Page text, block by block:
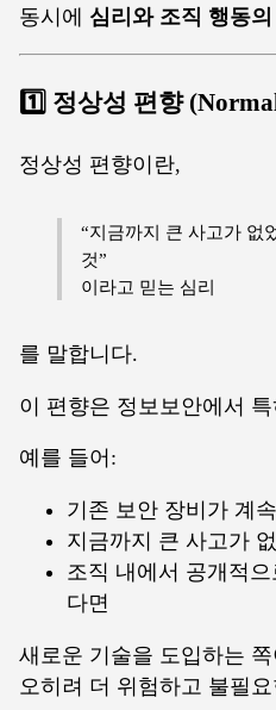
동시에 심리와 조직 행동의
1️⃣ 정상성 편향
정상성 편향이란,
“지금까지 큰 사고가 없
것”
이라고 믿는 심리
를 말합니다.
이 편향은 정보보안에서
예를 들어:
기존 보안 장비가 계
지금까지 큰 사고가
조직 내에서 공개적
다면
새로운 기술을 도입하는 쪽
오히려 더 위험하고 불필